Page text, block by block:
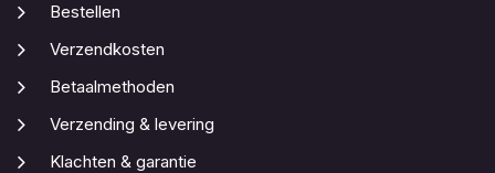
Bestellen
Verzendkosten
Betaalmethoden
Verzending & levering
Klachten & garantie